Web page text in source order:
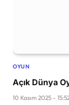
OYUN
Açık Dünya
10 Kasım 2025 -